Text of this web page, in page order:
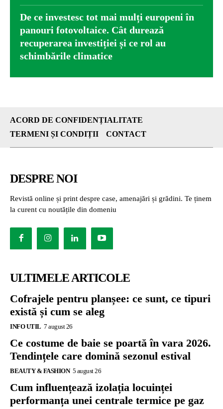
De ce investesc tot mai mulți europeni în
panouri fotovoltaice. Cât durează
recuperarea investiției și ce rol au
schimbările climatice
ACORD DE CONFIDENȚIALITATE
TERMENI ȘI CONDIȚII
CONTACT
DESPRE NOI
Revistă online și print despre case, amenajări și grădini. Te ținem
la curent cu noutățile din domeniu
ULTIMELE ARTICOLE
Cofrajele pentru planșee: ce sunt, ce tipuri
există și cum se aleg
INFO UTIL 7 august 26
Ce costume de baie se poartă în vara 2026.
Tendințele care domină sezonul estival
BEAUTY & FASHION 5 august 26
Cum influențează izolația locuinței
performanța unei centrale termice pe gaz